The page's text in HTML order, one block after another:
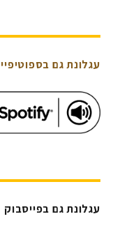
עגלונת גם בספוטיפיי
עגלונת גם בפייסבוק